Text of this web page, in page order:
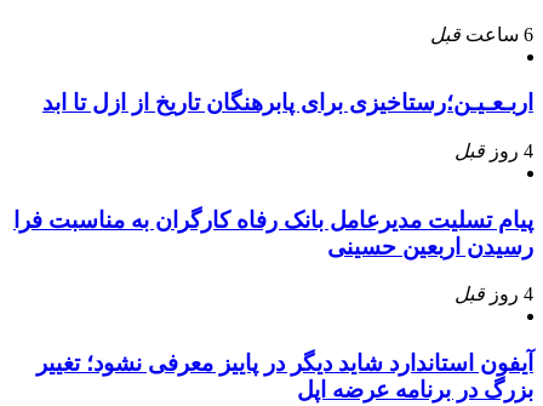
6 ساعت قبل
اربـعـیـن؛رستاخیزی برای پابرهنگان تاریخ از ازل تا ابد
4 روز قبل
پیام تسلیت مدیرعامل بانک رفاه کارگران به مناسبت فرا
رسیدن اربعین حسینی
4 روز قبل
آیفون استاندارد شاید دیگر در پاییز معرفی نشود؛ تغییر
بزرگ در برنامه عرضه اپل